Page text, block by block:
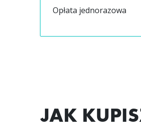
Opłata jednorazowa
JAK